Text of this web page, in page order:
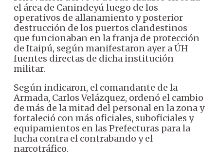
el área de Canindeyú luego de los
operativos de allanamiento y posterior
destrucción de los puertos clandestinos
que funcionaban en la franja de protección
de Itaipú, según manifestaron ayer a ÚH
fuentes directas de dicha institución
militar.
Según indicaron, el comandante de la
Armada, Carlos Velázquez, ordenó el cambio
de más de la mitad del personal en la zona y
fortaleció con más oficiales, suboficiales y
equipamientos en las Prefecturas para la
lucha contra el contrabando y el
narcotráfico.